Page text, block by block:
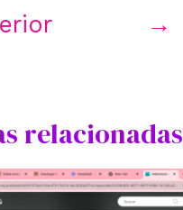
→
relacionadas